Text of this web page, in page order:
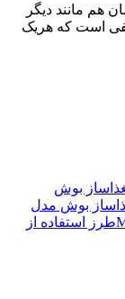
هم مانند دیگر
است که هریک
بوش
بوش مدل
طرز استفاده از